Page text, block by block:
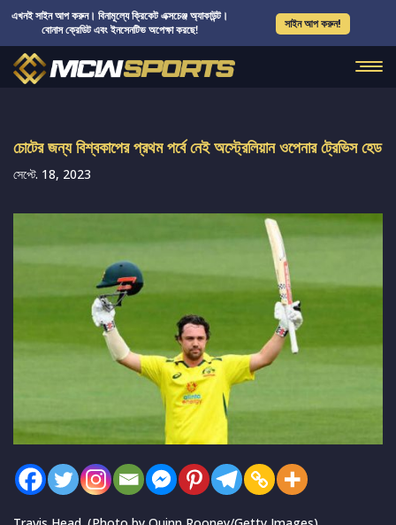
এখনই সাইন আপ করুন। বিনামূল্যে ক্রিকেট এক্সচেঞ্জ অ্যাকাউন্ট।
বোনাস ক্রেডিট এবং ইনসেনটিভ অপেক্ষা করছে!
সাইন আপ করুন!
চোটের জন্য বিশ্বকাপের প্রথম পর্বে নেই অস্ট্রেলিয়ান ওপেনার ট্রেভিস হেড
সেপ্টে. 18, 2023